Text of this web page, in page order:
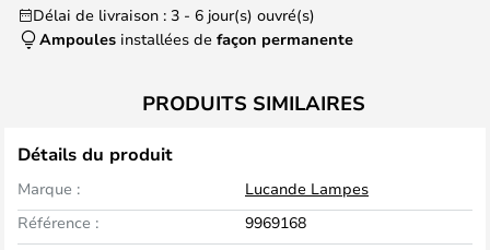
Délai de livraison : 3 - 6 jour(s) ouvré(s)
Ampoules installées de façon permanente
PRODUITS SIMILAIRES
Détails du produit
Marque :
Lucande Lampes
Référence :
9969168